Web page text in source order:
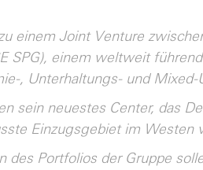
einem Joint Venture
SPG), einem weltweit
, Unterhaltungs- und Mixed-
sein neuestes Center, das
Einzugsgebiet im Westen
des Portfolios der Gruppe